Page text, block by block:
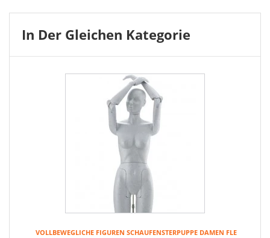
In Der Gleichen Kategorie
VOLLBEWEGLICHE FIGUREN SCHAUFENSTERPUPPE DAMEN FLE